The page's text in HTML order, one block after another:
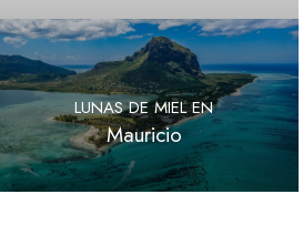
LUNAS DE MIEL EN
Mauricio